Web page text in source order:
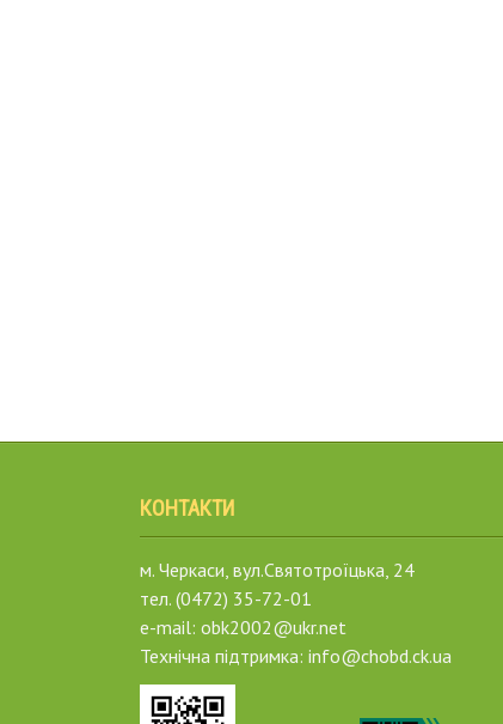
КОНТАКТИ
м. Черкаси, вул.Святотроїцька, 24
тел. (0472) 35-72-01
e-mail: obk2002@ukr.net
Технічна підтримка: info@chobd.ck.ua